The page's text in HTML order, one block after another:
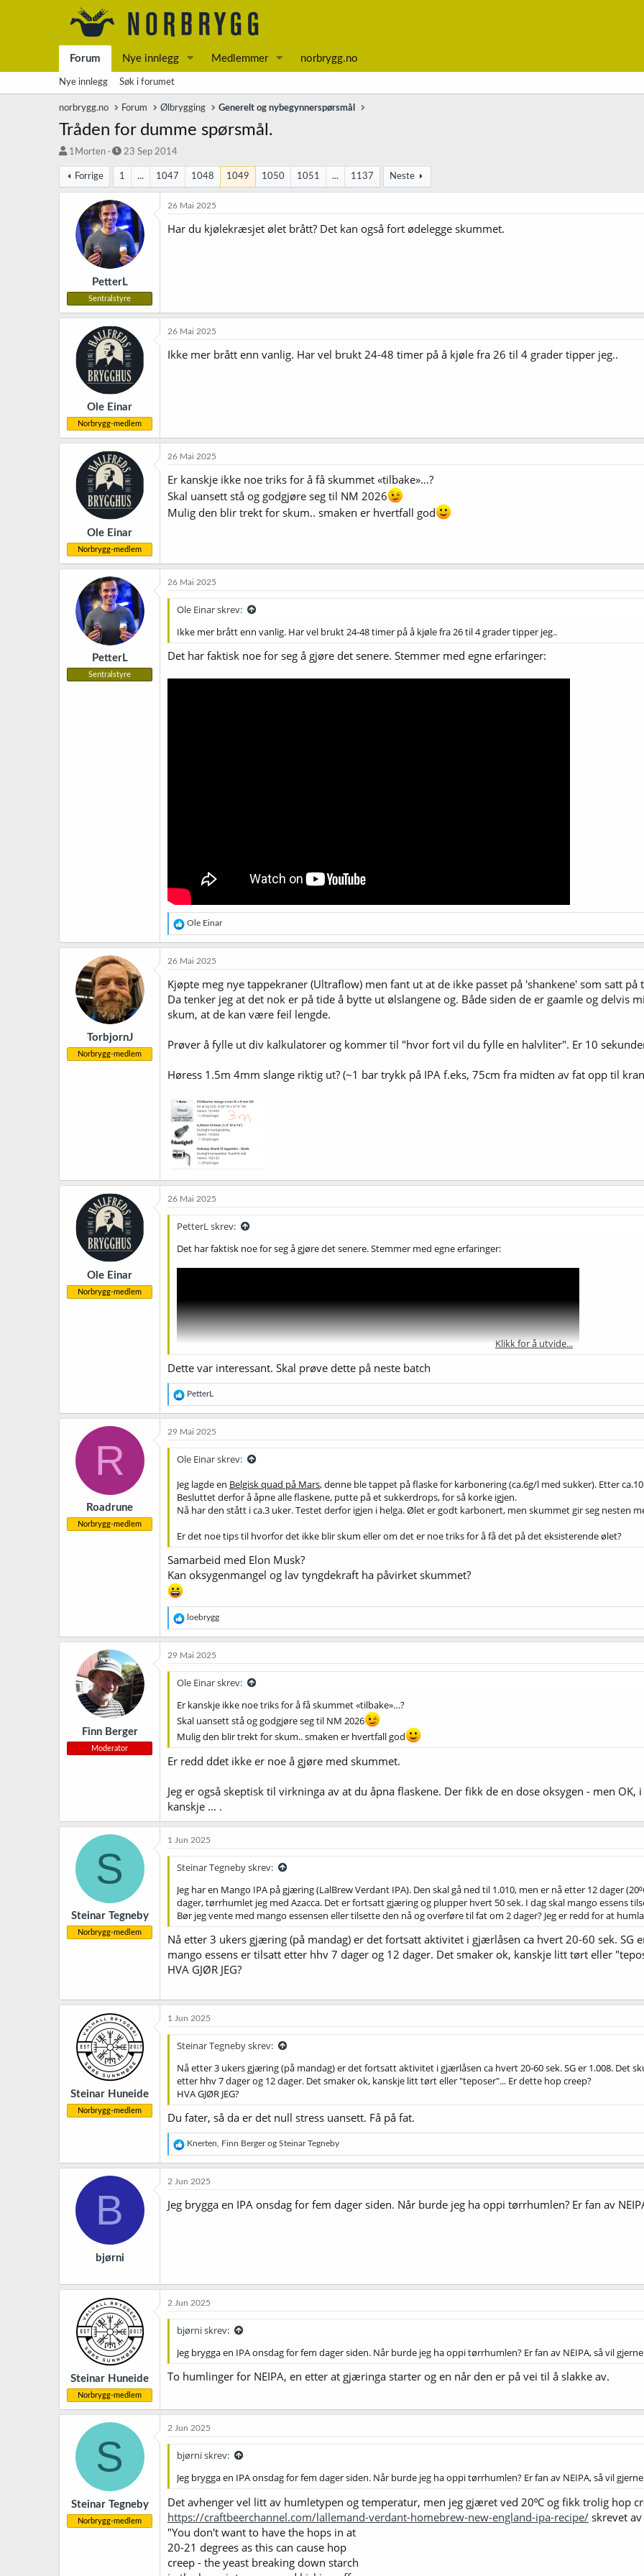
Forum Nye innlegg Medlemmer norbrygg.no
Nye innlegg Søk i forumet
norbrygg.no Forum Ølbrygging Generelt og nybegynnerspørsmål
Tråden for dumme spørsmål.
T
å
d
1Morten
S
a
r
t
d
a
t
o
23 Sep 2014
Forrige 1 ... 1047 1048 1049 1050 1051 ... 1137 Neste
PetterL
Sentralstyre
26 Mai 2025
Har du kjølekræsjet ølet brått? Det kan også fort ødelegge skummet.
Ole Einar
Norbrygg-medlem
26 Mai 2025
Ikke mer brått enn vanlig. Har vel brukt 24-48 timer på å kjøle fra 26 til 4 grader tipper jeg..
Ole Einar
Norbrygg-medlem
26 Mai 2025
Er kanskje ikke noe triks for å få skummet «tilbake»…?
Skal uansett stå og godgjøre seg til NM 2026
Mulig den blir trekt for skum.. smaken er hvertfall god
PetterL
Sentralstyre
26 Mai 2025
Ole Einar skrev:
Ikke mer brått enn vanlig. Har vel brukt 24-48 timer på å kjøle fra 26 til 4 grader tipper jeg..
Det har faktisk noe for seg å gjøre det senere. Stemmer med egne erfaringer:
R
e
a
k
o
n
e
Ole Einar
TorbjornJ
Norbrygg-medlem
26 Mai 2025
Kjøpte meg nye tappekraner (Ultraflow) men fant ut at de ikke passet på 'shankene' som satt
Da tenker jeg at det nok er på tide å bytte ut ølslangene og. Både siden de er gaamle og delvis
skum, at de kan være feil lengde.
Prøver å fylle ut div kalkulatorer og kommer til "hvor fort vil du fylle en halvliter". Er 10
Høress 1.5m 4mm slange riktig ut? (~1 bar trykk på IPA f.eks, 75cm fra midten av fat opp til
Ole Einar
Norbrygg-medlem
26 Mai 2025
PetterL skrev:
Det har faktisk noe for seg å gjøre det senere. Stemmer med egne erfaringer:
Klikk for å utvide...
Dette var interessant. Skal prøve dette på neste batch
R
e
a
k
j
o
e
r
:
PetterL
R
Roadrune
Norbrygg-medlem
29 Mai 2025
Ole Einar skrev:
Jeg lagde en Belgisk quad på Mars, denne ble tappet på flaske for karbonering (ca.6g/l med sukker). Etter
Besluttet derfor å åpne alle flaskene, putte på et sukkerdrops, for så korke igjen.
Nå har den stått i ca.3 uker. Testet derfor igjen i helga. Ølet er godt karbonert, men skummet gir seg nesten
Er det noe tips til hvorfor det ikke blir skum eller om det er noe triks for å få det på det eksisterende ølet?
Samarbeid med Elon Musk?
Kan oksygenmangel og lav tyngdekraft ha påvirket skummet?
R
e
a
k
j
o
e
r
loebrygg
Finn Berger
Moderator
29 Mai 2025
Ole Einar skrev:
Er kanskje ikke noe triks for å få skummet «tilbake»…?
Skal uansett stå og godgjøre seg til NM 2026
Mulig den blir trekt for skum.. smaken er hvertfall god
Er redd ddet ikke er noe å gjøre med skummet.
Jeg er også skeptisk til virkninga av at du åpna flaskene. Der fikk de en dose oksygen - men
kanskje ... .
S
Steinar Tegneby
Norbrygg-medlem
1 Jun 2025
Steinar Tegneby skrev:
Jeg har en Mango IPA på gjæring (LalBrew Verdant IPA). Den skal gå ned til 1.010, men er nå etter 12 dager
dager, tørrhumlet jeg med Azacca. Det er fortsatt gjæring og plupper hvert 50 sek. I dag skal mango essens
Bør jeg vente med mango essensen eller tilsette den nå og overføre til fat om 2 dager? Jeg er redd for at
Nå etter 3 ukers gjæring (på mandag) er det fortsatt aktivitet i gjærlåsen ca hvert 20-60 sek. SG
mango essens er tilsatt etter hhv 7 dager og 12 dager. Det smaker ok, kanskje litt tørt eller
HVA GJØR JEG?
Steinar Huneide
Norbrygg-medlem
1 Jun 2025
Steinar Tegneby skrev:
Nå etter 3 ukers gjæring (på mandag) er det fortsatt aktivitet i gjærlåsen ca hvert 20-60 sek. SG er 1.008. Det
etter hhv 7 dager og 12 dager. Det smaker ok, kanskje litt tørt eller "teposer"... Er dette hop creep?
HVA GJØR JEG?
Du fater, så da er det null stress uansett. Få på fat.
R
e
a
j
o
Knerten Finn Bergerog Steinar Tegneby
B
bjørni
2 Jun 2025
Jeg brygga en IPA onsdag for fem dager siden. Når burde jeg ha oppi tørrhumlen? Er fan av
Steinar Huneide
Norbrygg-medlem
2 Jun 2025
bjørni skrev:
Jeg brygga en IPA onsdag for fem dager siden. Når burde jeg ha oppi tørrhumlen? Er fan av NEIPA, så vil
To humlinger for NEIPA, en etter at gjæringa starter og en når den er på vei til å slakke av.
S
Steinar Tegneby
Norbrygg-medlem
2 Jun 2025
bjørni skrev:
Jeg brygga en IPA onsdag for fem dager siden. Når burde jeg ha oppi tørrhumlen? Er fan av NEIPA, så vil
Det avhenger vel litt av humletypen og temperatur, men jeg gjæret ved 20⁰C og fikk trolig hop
https://craftbeerchannel.com/lallemand-verdant-homebrew-new-england-ipa-recipe/ skrevet av
"You don't want to have the hops in at
20-21 degrees as this can cause hop
creep - the yeast breaking down starch